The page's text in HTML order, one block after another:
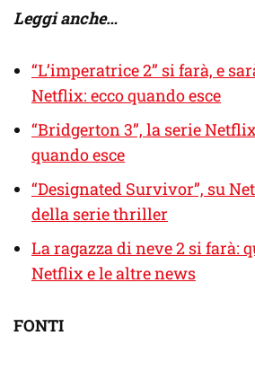
Leggi anche…
“L’imperatrice 2” si farà, e
Netflix: ecco quando esce
“Bridgerton 3”, la serie
quando esce
“Designated Survivor”, su
della serie thriller
La ragazza di neve 2 si farà:
Netflix e le altre news
FONTI